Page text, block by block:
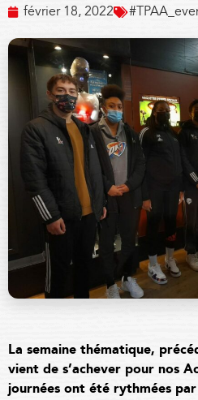
février 18, 2022
La semaine thématique,
vient de s’achever pour nos
journées ont été rythmées